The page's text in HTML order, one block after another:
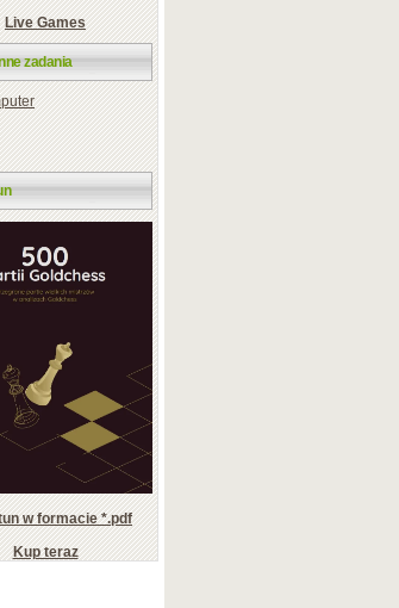
Live Games
zadania
w formacie *.pdf
Kup teraz